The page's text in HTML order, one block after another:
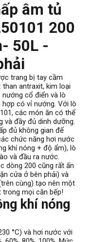
âm tủ
200
50L -
trang bị tay cầm
antraxit, kim loại
nướng cổ điển và lò
có vỉ nướng. Với lò
các món ăn có thể
và đầy đủ dinh dưỡng.
đủ không gian để
chức năng hơi nước
khí nóng + độ ẩm), lò
và đầu ra nước.
dòng 200 cũng rất ấn
cửa ở bên phải) và
cùng) tạo nên một
mọi căn bếp!
khí nóng
°C) và hơi nước với